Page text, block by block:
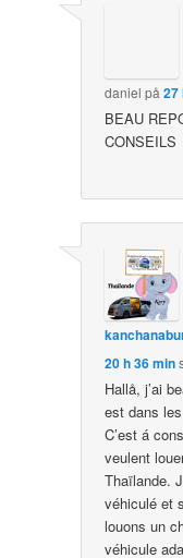
daniel på27
BEAU
CONSEILS
20 h 36 min
Hallå, j’ai
est dans
C’est á
veulent
Thaïlande.
véhiculé et
louons un
véhicule